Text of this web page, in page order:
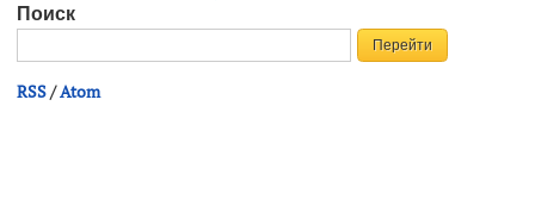
Поиск
RSS/Atom